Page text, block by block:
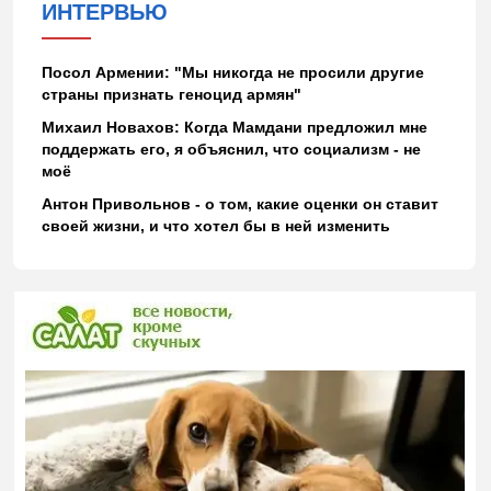
ИНТЕРВЬЮ
Посол Армении: "Мы никогда не просили другие
страны признать геноцид армян"
Михаил Новахов: Когда Мамдани предложил мне
поддержать его, я объяснил, что социализм - не
моё
Антон Привольнов - о том, какие оценки он ставит
своей жизни, и что хотел бы в ней изменить